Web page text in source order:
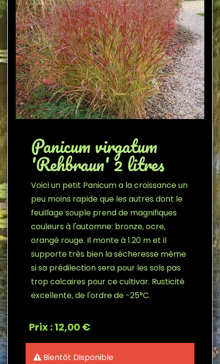
Panicum virgatum
'Rehbraun' 2 litres
Voici un petit Panicum a la croissance un
peu moins rapide que les autres dont le
feuillage souple prend de magnifiques
couleurs à l'automne: bronze, ocre,
orangé rouge. Il monte à 1.20 m et il
supporte très bien la sécheresse même
si sa prédilection sera pour les sols pas
trop calcaires pour ce cultivar. Rusticité
excellente, de l'ordre de -25°C.
Prix : 12,00 €
Bientôt Disponible